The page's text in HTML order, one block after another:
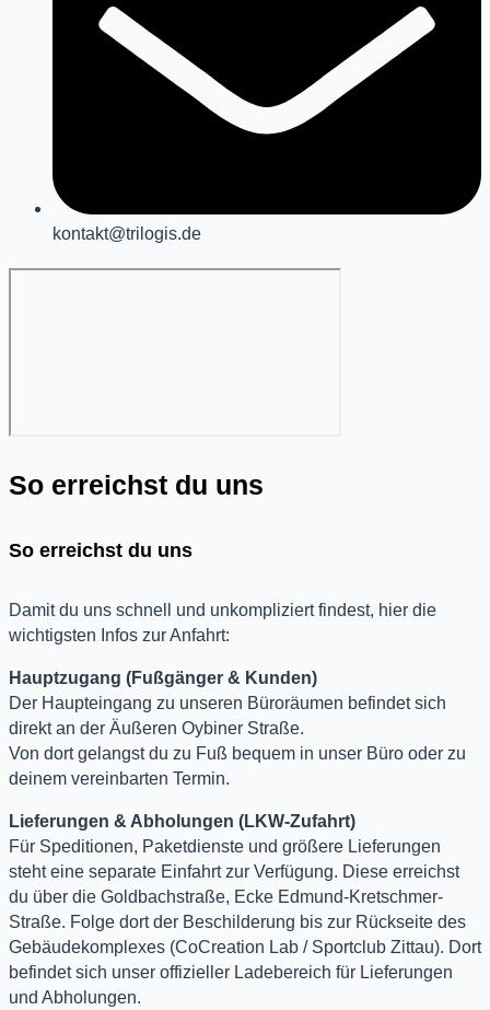
kontakt@trilogis.de
So erreichst du uns
So erreichst du uns
Damit du uns schnell und unkompliziert findest, hier die
wichtigsten Infos zur Anfahrt:
Hauptzugang (Fußgänger & Kunden)
Der Haupteingang zu unseren Büroräumen befindet sich
direkt an der Äußeren Oybiner Straße.
Von dort gelangst du zu Fuß bequem in unser Büro oder zu
deinem vereinbarten Termin.
Lieferungen & Abholungen (LKW-Zufahrt)
Für Speditionen, Paketdienste und größere Lieferungen
steht eine separate Einfahrt zur Verfügung. Diese erreichst
du über die Goldbachstraße, Ecke Edmund-Kretschmer-
Straße. Folge dort der Beschilderung bis zur Rückseite des
Gebäudekomplexes (CoCreation Lab / Sportclub Zittau). Dort
befindet sich unser offizieller Ladebereich für Lieferungen
und Abholungen.